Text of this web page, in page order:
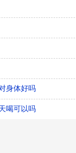
身体好吗
喝可以吗